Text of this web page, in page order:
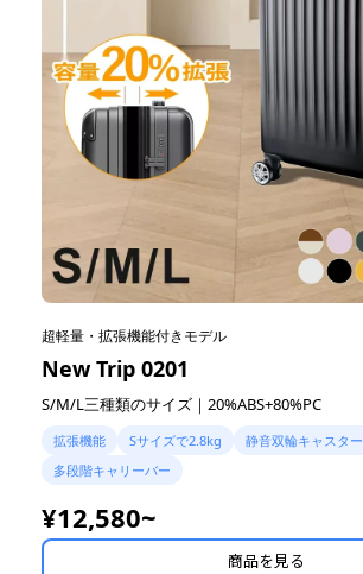
超軽量・拡張機能付きモデル
New Trip 0201
S/M/L三種類のサイズ｜20%ABS+80%PC
拡張機能 Sサイズで2.8kg
静音双輪キャスター
多段階キャリーバー
¥12,580~
商品を見る